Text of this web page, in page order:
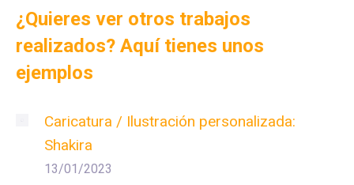
¿Quieres ver otros trabajos
realizados? Aquí tienes unos
ejemplos
Caricatura / Ilustración personalizada:
Shakira
13/01/2023